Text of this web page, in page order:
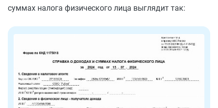
суммах налога физического лица выглядит так: